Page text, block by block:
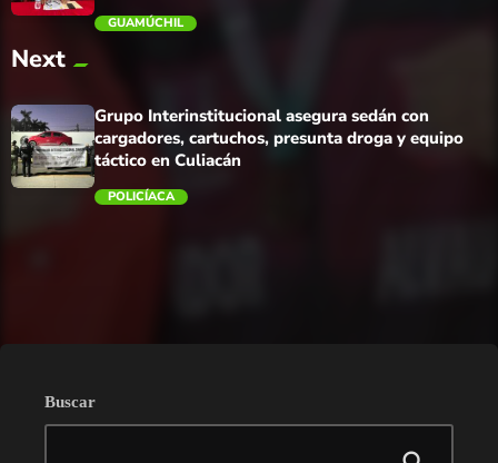
GUAMÚCHIL
Next
Grupo Interinstitucional asegura sedán con
cargadores, cartuchos, presunta droga y equipo
táctico en Culiacán
POLICÍACA
Buscar